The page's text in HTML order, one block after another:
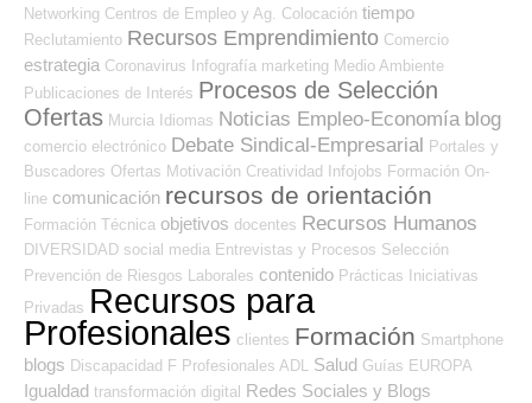
Networking Centros de Empleo y Ag. Colocación tiempo
Reclutamiento Recursos Emprendimiento Comercio
estrategia Coronavirus Infografía marketing Medio Ambiente
Publicaciones de Interés Procesos de Selección
Ofertas Murcia Idiomas Noticias Empleo-Economía blog
comercio electrónico Debate Sindical-Empresarial Portales y
Buscadores Ofertas Motivación Creatividad Infojobs Formación On-
line comunicación recursos de orientación
Formación Técnica objetivos docentes Recursos Humanos
DIVERSIDAD social media Entrevistas y Procesos Selección
Prevención de Riesgos Laborales contenido Prácticas
Iniciativas
Privadas Recursos para
Profesionales clientes Formación Smartphone
blogs Discapacidad F Profesionales ADL Salud Guías EUROPA
Igualdad transformación digital Redes Sociales y Blogs